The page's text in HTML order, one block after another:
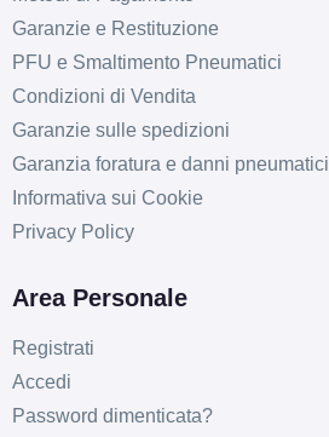
Garanzie e Restituzione
PFU e Smaltimento Pneumatici
Condizioni di Vendita
Garanzie sulle spedizioni
Garanzia foratura e danni pneumatici
Informativa sui Cookie
Privacy Policy
Area Personale
Registrati
Accedi
Password dimenticata?